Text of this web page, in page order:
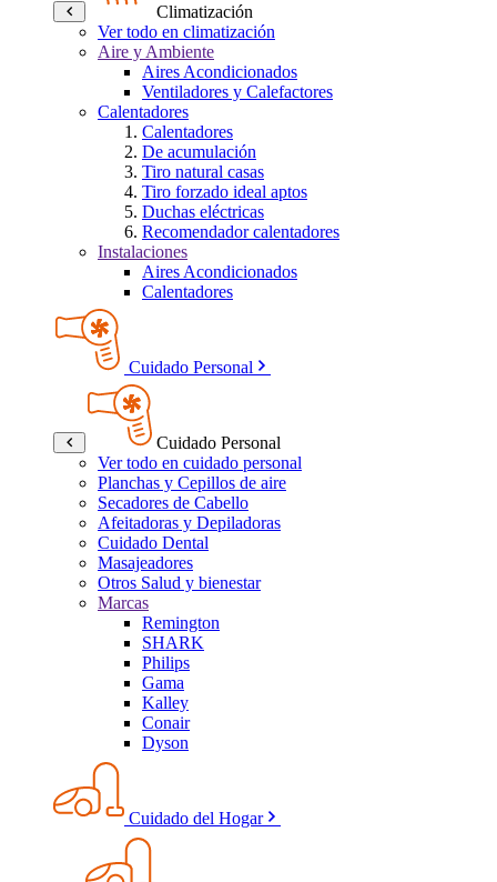
Climatización
Ver todo en climatización
Aire y Ambiente
Aires Acondicionados
Ventiladores y Calefactores
Calentadores
Calentadores
De acumulación
Tiro natural casas
Tiro forzado ideal aptos
Duchas eléctricas
Recomendador calentadores
Instalaciones
Aires Acondicionados
Calentadores
Cuidado Personal
Cuidado Personal
Ver todo en cuidado personal
Planchas y Cepillos de aire
Secadores de Cabello
Afeitadoras y Depiladoras
Cuidado Dental
Masajeadores
Otros Salud y bienestar
Marcas
Remington
SHARK
Philips
Gama
Kalley
Conair
Dyson
Cuidado del Hogar